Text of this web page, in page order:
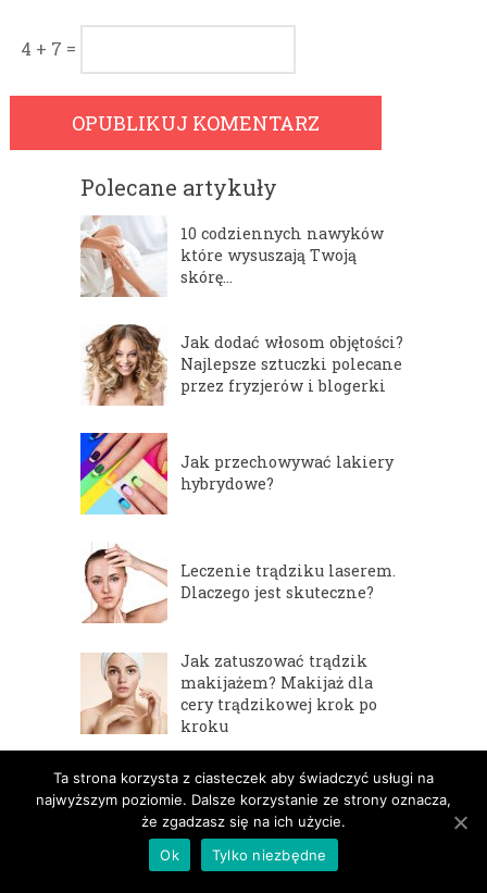
4 + 7 =
Polecane artykuły
10 codziennych nawyków
które wysuszają Twoją
skórę…
Jak dodać włosom objętości?
Najlepsze sztuczki polecane
przez fryzjerów i blogerki
Jak przechowywać lakiery
hybrydowe?
Leczenie trądziku laserem.
Dlaczego jest skuteczne?
Jak zatuszować trądzik
makijażem? Makijaż dla
cery trądzikowej krok po
kroku
Peeling enzymatyczny –
idealne oczyszczanie
wrażliwej i naczynkowej
cery
Ta strona korzysta z ciasteczek aby świadczyć usługi na
najwyższym poziomie. Dalsze korzystanie ze strony oznacza,
że zgadzasz się na ich użycie.
Ok
Tylko niezbędne